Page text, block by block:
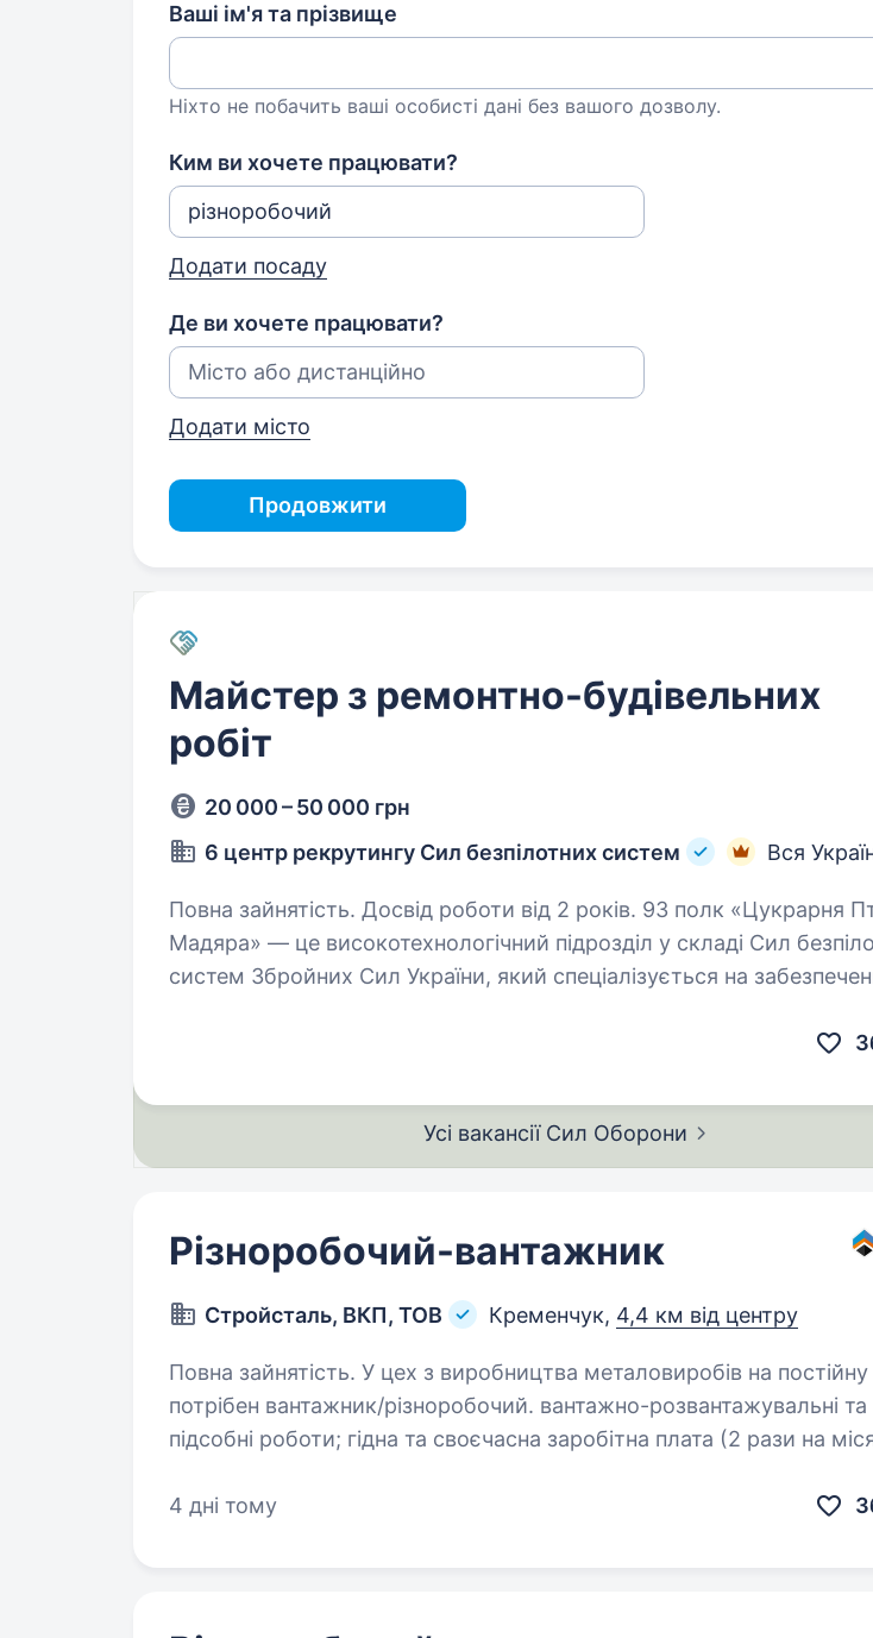
Ваші ім'я та прізвище
Ніхто не побачить ваші особисті дані без вашого дозволу.
Ким ви хочете працювати?
Додати посаду
Де ви хочете працювати?
Додати місто
Продовжити
Майстер з ремонтно-будівельних
робіт
20 000 – 50 000 грн
6 центр рекрутингу Сил безпілотних систем
Вся
Повна зайнятість. Досвід роботи від 2 років. 93 полк «Цукрарня Птахів
Мадяра» — це високотехнологічний підрозділ у складі Сил
систем Збройних Сил України, який спеціалізується на
Усі вакансії Сил Оборони
Різноробочий-вантажник
Стройсталь, ВКП, ТОВ Кременчук, 4,4 км від центру
Повна зайнятість. У цех з виробництва металовиробів на постійну роботу
потрібен вантажник/різноробочий. вантажно-розвантажувальні та інші
підсобні роботи; гідна та своєчасна заробітна плата (2 рази на місяць);
4 дні тому